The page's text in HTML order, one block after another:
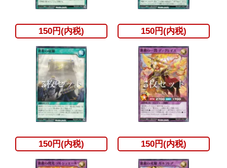
150円(内税) 150円(内税)
150円(内税) 150円(内税)